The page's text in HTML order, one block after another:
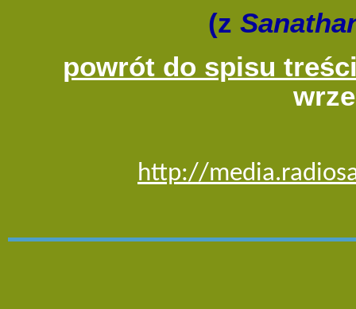
(z
powrót do spisu
http://